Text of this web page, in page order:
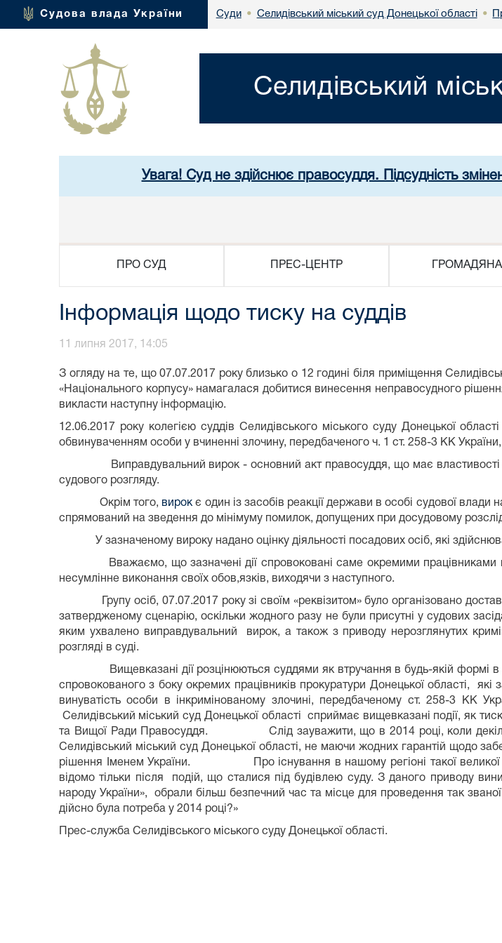
Судова влада України Суди • Селидівський міський суд Донецької області •
Селидівський
Увага! Суд не здійснює правосуддя. Підсудність
ПРО СУД ПРЕС-ЦЕНТР
Інформація щодо тиску на суддів
11 липня 2017, 14:05
З огляду на те, що 07.07.2017 року близько о 12 годині біля приміщення
«Національного корпусу» намагалася добитися винесення неправосудного
викласти наступну інформацію.
12.06.2017 року колегією суддів Селидівського міського суду Донецької
обвинуваченням особи у вчиненні злочину, передбаченого ч. 1 ст. 258-3 КК
Виправдувальний вирок - основний акт правосуддя, що має властивості
судового розгляду.
Окрім того, вирок є один із засобів реакції держави в особі судової влади
спрямований на зведення до мінімуму помилок, допущених при досудовому
У зазначеному вироку надано оцінку діяльності посадових осіб, які
Вважаємо, що зазначені дії спровоковані саме окремими працівниками
несумлінне виконання своїх обов,язків, виходячи з наступного.
Групу осіб, 07.07.2017 року зі своїм «реквізитом» було організовано
затвердженому сценарію, оскільки жодного разу не були присутні у судових
яким ухвалено виправдувальний вирок, а також з приводу нерозглянутих
розгляді в суді.
Вищевказані дії розцінюються суддями як втручання в будь-якій формі в
спровокованого з боку окремих працівників прокуратури Донецької області,
винуватість особи в інкримінованому злочині, передбаченому ст. 258-3 КК
Селидівський міський суд Донецької області сприймає вищевказані події, як
та Вищої Ради Правосуддя. Слід зауважити, що в 2014 році, коли декілька
Селидівський міський суд Донецької області, не маючи жодних гарантій щодо
рішення Іменем України. Про існування в нашому регіоні такої великої
відомо тільки після подій, що сталися під будівлею суду. З даного приводу
народу України», обрали більш безпечний час та місце для проведення так
дійсно була потреба у 2014 році?»
Прес-служба Селидівського міського суду Донецької області.